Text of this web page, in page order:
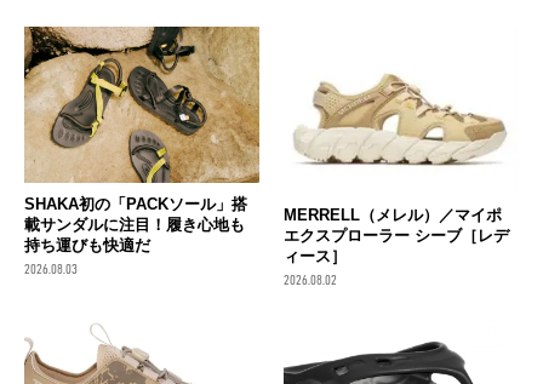
SHAKA初の「PACKソール」搭
載サンダルに注目！履き心地も
持ち運びも快適だ
2026.08.03
MERRELL（メレル）／マイポ
エクスプローラー シーブ［レデ
ィース］
2026.08.02